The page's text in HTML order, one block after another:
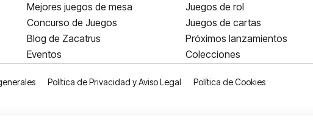
Mejores juegos de mesa
Concurso de Juegos
Blog de Zacatrus
Eventos
Juegos de rol
Juegos de cartas
Próximos lanzamientos
Colecciones
Política de Privacidad y Aviso Legal Política de Cookies